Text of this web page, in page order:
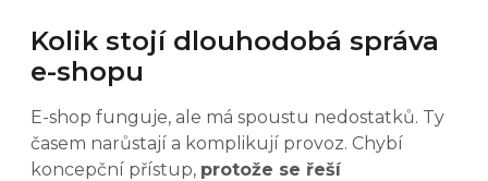
Kolik stojí dlouhodobá správa
e-shopu
E-shop funguje, ale má spoustu nedostatků. Ty
časem narůstají a komplikují provoz. Chybí
koncepční přístup, protože se řeší